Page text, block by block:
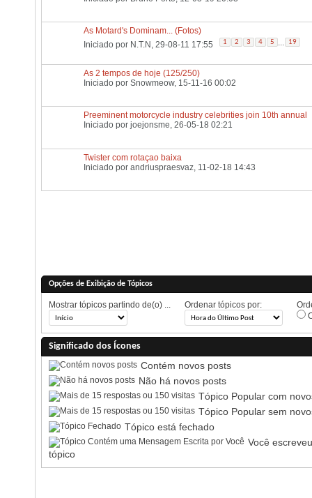
As Motard's Dominam... (Fotos)
Iniciado por N.T.N , 29-08-11 17:55 1 2 3 4 5 ... 19
As 2 tempos de hoje (125/250)
Iniciado por Snowmeow, 15-11-16 00:02
Preeminent motorcycle industry celebrities join 10th annual
Iniciado por joejonsme, 26-05-18 02:21
Twister com rotaçao baixa
Iniciado por andriuspraesvaz, 11-02-18 14:43
Opções de Exibição de Tópicos
Mostrar tópicos partindo de(o) ... Ordenar tópicos por:
Significado dos Ícones
Contém novos posts
Não há novos posts
Tópico Popular com
Tópico Popular sem
Tópico está fechado
Você
tópico